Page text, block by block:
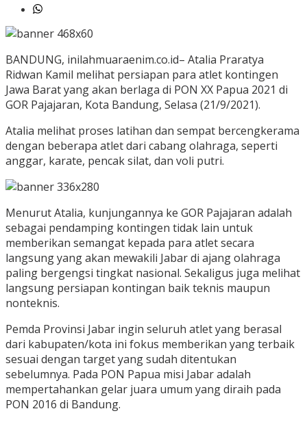
BANDUNG, inilahmuaraenim.co.id– Atalia Praratya
Ridwan Kamil melihat persiapan para atlet kontingen
Jawa Barat yang akan berlaga di PON XX Papua 2021 di
GOR Pajajaran, Kota Bandung, Selasa (21/9/2021).
Atalia melihat proses latihan dan sempat bercengkerama
dengan beberapa atlet dari cabang olahraga, seperti
anggar, karate, pencak silat, dan voli putri.
Menurut Atalia, kunjungannya ke GOR Pajajaran adalah
sebagai pendamping kontingen tidak lain untuk
memberikan semangat kepada para atlet secara
langsung yang akan mewakili Jabar di ajang olahraga
paling bergengsi tingkat nasional. Sekaligus juga melihat
langsung persiapan kontingan baik teknis maupun
nonteknis.
Pemda Provinsi Jabar ingin seluruh atlet yang berasal
dari kabupaten/kota ini fokus memberikan yang terbaik
sesuai dengan target yang sudah ditentukan
sebelumnya. Pada PON Papua misi Jabar adalah
mempertahankan gelar juara umum yang diraih pada
PON 2016 di Bandung.